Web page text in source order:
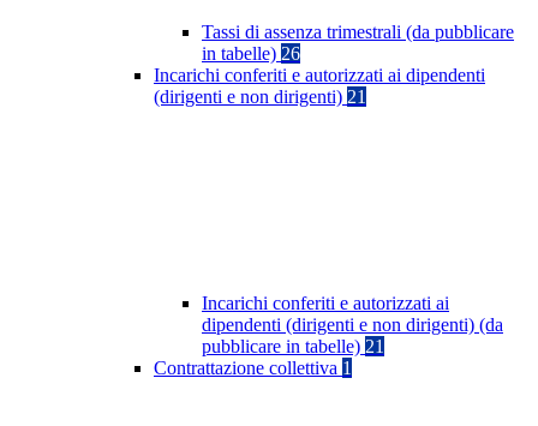
Tassi di assenza trimestrali (da pubblicare
in tabelle) 26
Incarichi conferiti e autorizzati ai dipendenti
(dirigenti e non dirigenti) 21
Incarichi conferiti e autorizzati ai
dipendenti (dirigenti e non dirigenti) (da
pubblicare in tabelle) 21
Contrattazione collettiva 1